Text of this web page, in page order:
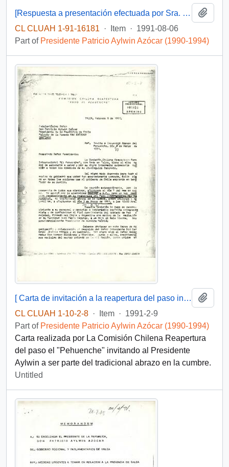
[Respuesta a presentación efectuada por Sra. Lila Cid]
CL CLUAH 1-91-16181
· Item · 1991-08-06
Part of Presidente Patricio Aylwin Azócar (1990-1994)
[ Carta de invitación a la reapertura del paso internacional El Pehuenche].
CL CLUAH 1-10-2-8 · Item · 1991-2-9
Part of Presidente Patricio Aylwin Azócar (1990-1994)
Carta realizada por La Comisión Chilena Reapertura
del paso el "Pehuenche" invitando al Presidente
Aylwin a ser parte del tradicional abrazo en la cumbre.
Untitled